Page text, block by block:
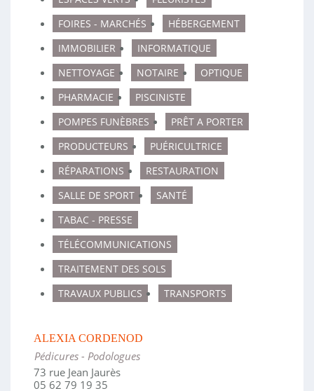
FOIRES - MARCHÉS
HÉBERGEMENT
IMMOBILIER
INFORMATIQUE
NETTOYAGE
NOTAIRE
OPTIQUE
PHARMACIE
PISCINISTE
POMPES FUNÈBRES
PRÊT A PORTER
PRODUCTEURS
PUÉRICULTRICE
RÉPARATIONS
RESTAURATION
SALLE DE SPORT
SANTÉ
TABAC - PRESSE
TÉLÉCOMMUNICATIONS
TRAITEMENT DES SOLS
TRAVAUX PUBLICS
TRANSPORTS
ALEXIA CORDENOD
Pédicures - Podologues
73 rue Jean Jaurès
05 62 79 19 35